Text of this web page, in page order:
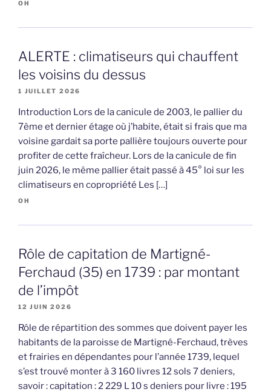
OH
ALERTE : climatiseurs qui chauffent
les voisins du dessus
1 JUILLET 2026
Introduction Lors de la canicule de 2003, le pallier du
7ème et dernier étage où j’habite, était si frais que ma
voisine gardait sa porte pallière toujours ouverte pour
profiter de cette fraîcheur. Lors de la canicule de fin
juin 2026, le même pallier était passé à 45° loi sur les
climatiseurs en copropriété Les […]
OH
Rôle de capitation de Martigné-
Ferchaud (35) en 1739 : par montant
de l’impôt
12 JUIN 2026
Rôle de répartition des sommes que doivent payer les
habitants de la paroisse de Martigné-Ferchaud, trèves
et frairies en dépendantes pour l’année 1739, lequel
s’est trouvé monter à 3 160 livres 12 sols 7 deniers,
savoir : capitation : 2 229 L 10 s deniers pour livre : 195